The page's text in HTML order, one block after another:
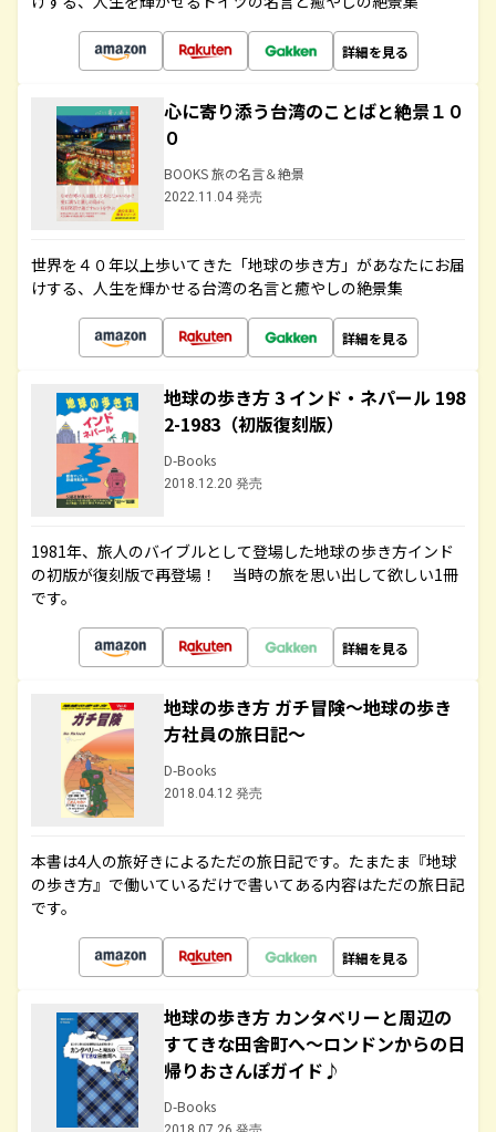
詳細を見る
心に寄り添う台湾のことばと絶景１０
０
BOOKS 旅の名言＆絶景
2022.11.04 発売
世界を４０年以上歩いてきた「地球の歩き方」があなたにお届
けする、人生を輝かせる台湾の名言と癒やしの絶景集
詳細を見る
地球の歩き方 3 インド・ネパール 198
2-1983（初版復刻版）
D-Books
2018.12.20 発売
1981年、旅人のバイブルとして登場した地球の歩き方インド
の初版が復刻版で再登場！ 当時の旅を思い出して欲しい1冊
です。
詳細を見る
地球の歩き方 ガチ冒険～地球の歩き
方社員の旅日記～
D-Books
2018.04.12 発売
本書は4人の旅好きによるただの旅日記です。たまたま『地球
の歩き方』で働いているだけで書いてある内容はただの旅日記
です。
詳細を見る
地球の歩き方 カンタベリーと周辺の
すてきな田舎町へ～ロンドンからの日
帰りおさんぽガイド♪
D-Books